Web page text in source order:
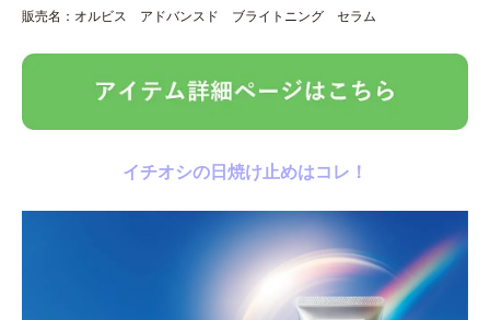
販売名：オルビス アドバンスド ブライトニング セラム
イチオシの日焼け止めはコレ！